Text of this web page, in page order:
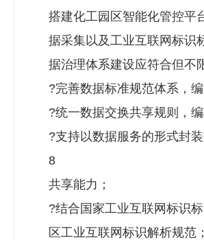
搭建化工园区智能化管控平
据采集以及工业互联网标识
据治理体系建设应符合但不
?完善数据标准规范体系，
?统一数据交换共享规则，
?支持以数据服务的形式封
8
共享能力；
?结合国家工业互联网标识
区工业互联网标识解析规范；